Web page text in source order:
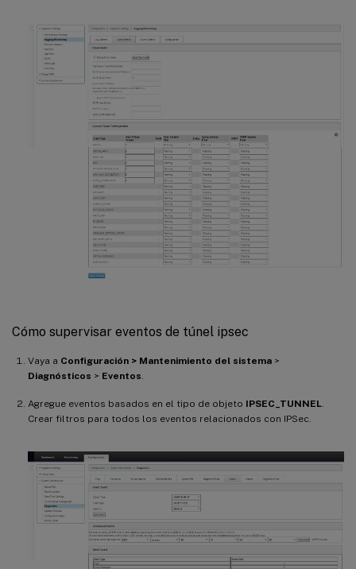
Cómo supervisar eventos de túnel ipsec
Vaya a Configuración > Mantenimiento del sistema >
Diagnósticos > Eventos
Agregue eventos basados en el tipo de objeto IPSEC_TUNNEL
Crear filtros para todos los eventos relacionados con IPSec.